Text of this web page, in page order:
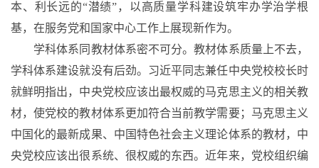
本、利长远的“潜绩”，以高质量学科建设筑牢办学治学根
基，在服务党和国家中心工作上展现新作为。
学科体系同教材体系密不可分。教材体系质量上不去，
学科体系建设就没有后劲。习近平同志兼任中央党校校长时
就鲜明指出，中央党校应该出最权威的马克思主义的相关教
材，使党校的教材体系更加符合当前教学需要；马克思主义
中国化的最新成果、中国特色社会主义理论体系的教材，中
央党校应该出很系统、很权威的东西。近年来，党校组织编